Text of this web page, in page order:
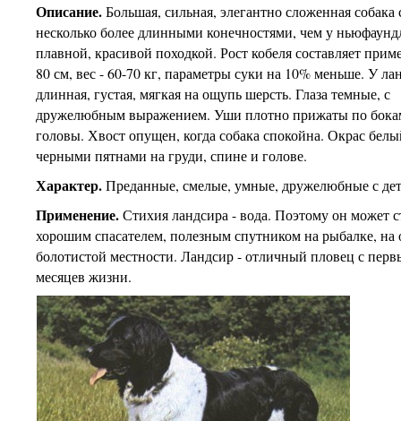
Описание.Большая, сильная, элегантно сложенная собака
несколько более длинными конечностями, чем у
плавной, красивой походкой. Рост кобеля составляет
80 см, вес - 60-70 кг, параметры суки на 10% меньше. У
длинная, густая, мягкая на ощупь шерсть. Глаза темные, с
дружелюбным выражением. Уши плотно прижаты по
головы. Хвост опущен, когда собака спокойна. Окрас
черными пятнами на груди, спине и голове.
Характер.Преданные, смелые, умные, дружелюбные с
Применение.Стихия ландсира - вода. Поэтому он может
хорошим спасателем, полезным спутником на рыбалке, на
болотистой местности. Ландсир - отличный пловец с
месяцев жизни.